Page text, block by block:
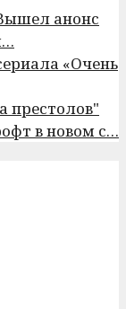
анонс
«Очень
в новом с…